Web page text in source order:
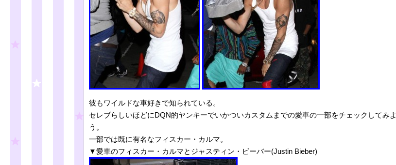
彼もワイルドな車好きで知られている。
セレブらしいほどにDQN的ヤンキーでいかついカスタムまでの愛車の一部をチェックしてみよ
う。
一部では既に有名なフィスカー・カルマ。
▼愛車のフィスカー・カルマとジャスティン・ビーバー(Justin Bieber)